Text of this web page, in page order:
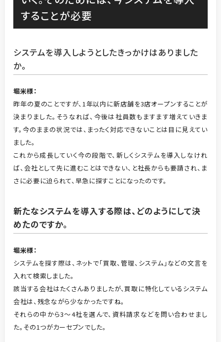
することが必要
システムを導入しようとしたきっかけはありました
か。
堀米様：
昨年の夏のことですが、1年以内に新店舗を3店オープンすることが
決まりました。そうなれば、今後は社員数もますます増えていきま
す。今のままの状況では、まったく対応できないことは目に見えてい
ました。
これから成長していく今の段階で、新しくシステムを導入しなけれ
ば、会社として先に進むことはできない、と社長からも要請され、ま
さに必要に迫られて、早急に探すことになったのです。
新たなシステムを導入する際は、どのようにして決
めたのですか。
堀米様：
システムを探す際は、ネットで「買取、管理、システム」などの文言を
入れて検索しました。
該当する会社はたくさんありましたが、買取に特化しているシステム
会社は、残念ながら少なかったですね。
それらの中から3～4社を選んで、資料請求などを問い合わせまし
た。その1つがカーセブンでした。